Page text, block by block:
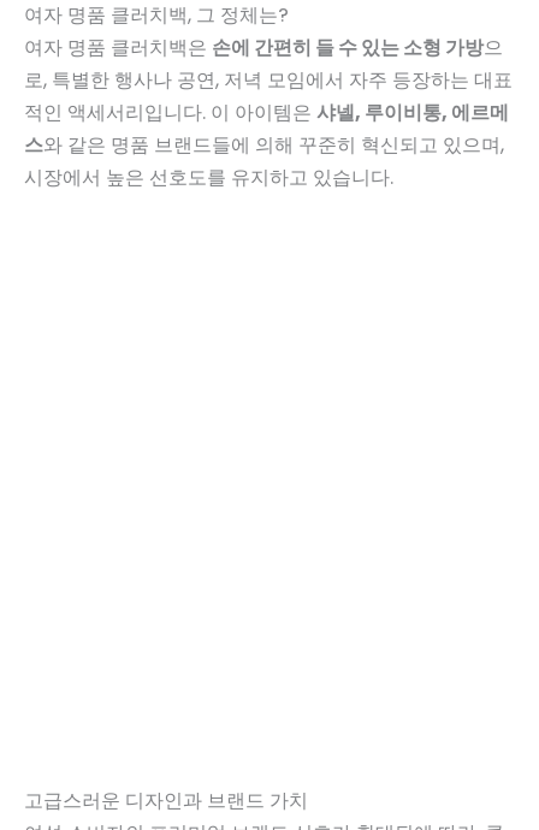
여자 명품 클러치백, 그 정체는?
여자 명품 클러치백은 손에 간편히 들 수 있는 소형 가방으
로, 특별한 행사나 공연, 저녁 모임에서 자주 등장하는 대표
적인 액세서리입니다. 이 아이템은 샤넬, 루이비통, 에르메
스와 같은 명품 브랜드들에 의해 꾸준히 혁신되고 있으며,
시장에서 높은 선호도를 유지하고 있습니다.
고급스러운 디자인과 브랜드 가치